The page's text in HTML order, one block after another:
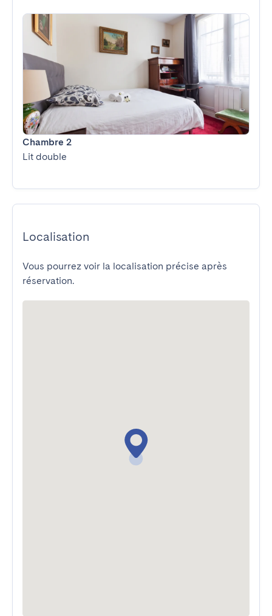
Chambre 2
Lit double
Localisation
Vous pourrez voir la localisation précise après
réservation.